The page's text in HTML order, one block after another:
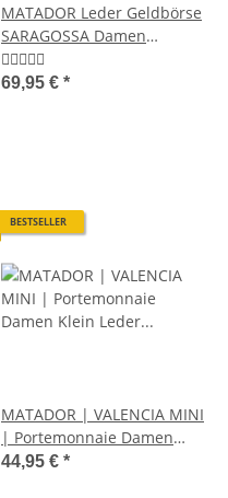
MATADOR Leder Geldbörse
SARAGOSSA Damen
Portemonnaie RFID
69,95 € *
BESTSELLER
MATADOR | VALENCIA MINI
| Portemonnaie Damen
Klein Leder RFID
44,95 € *